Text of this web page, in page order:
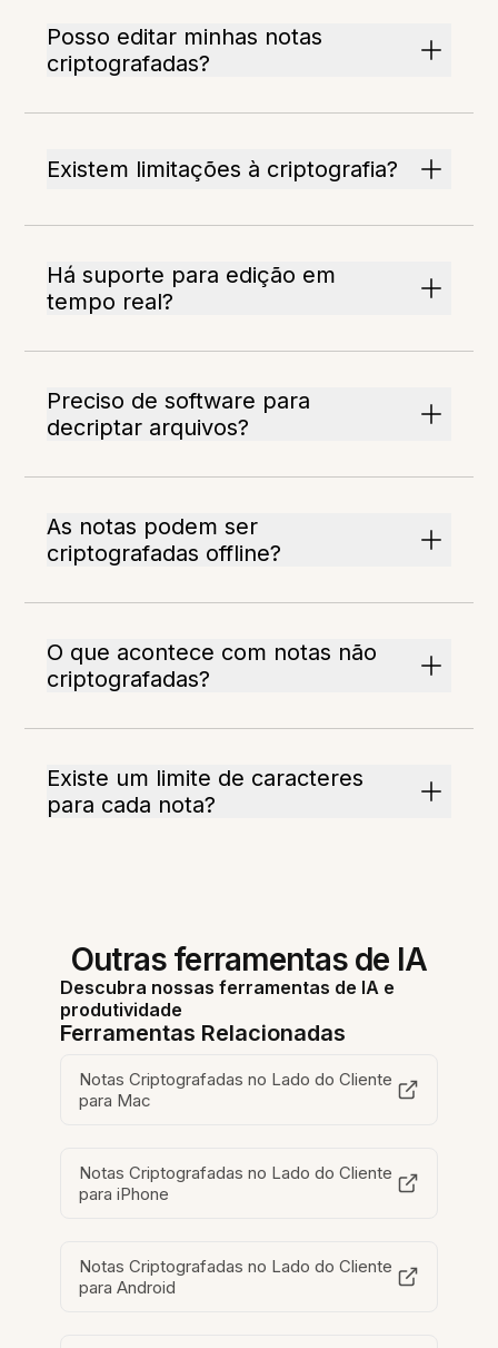
Posso editar minhas notas
criptografadas?
Existem limitações à criptografia?
Há suporte para edição em
tempo real?
Preciso de software para
decriptar arquivos?
As notas podem ser
criptografadas offline?
O que acontece com notas não
criptografadas?
Existe um limite de caracteres
para cada nota?
Outras ferramentas de IA
Descubra nossas ferramentas de IA e
produtividade
Ferramentas Relacionadas
Notas Criptografadas no Lado do Cliente
para Mac
Notas Criptografadas no Lado do Cliente
para iPhone
Notas Criptografadas no Lado do Cliente
para Android